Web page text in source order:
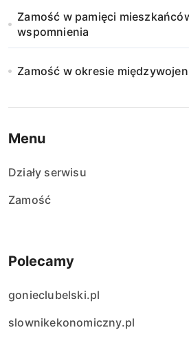
Zamość w pamięci
wspomnienia
Zamość w okresie
Menu
Działy serwisu
Zamość
Polecamy
gonieclubelski.pl
slownikekonomiczny.pl